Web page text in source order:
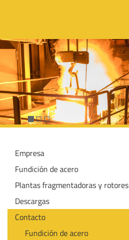
Empresa
Fundición de acero
Plantas fragmentadoras y rotores
Descargas
Contacto
Fundición de acero